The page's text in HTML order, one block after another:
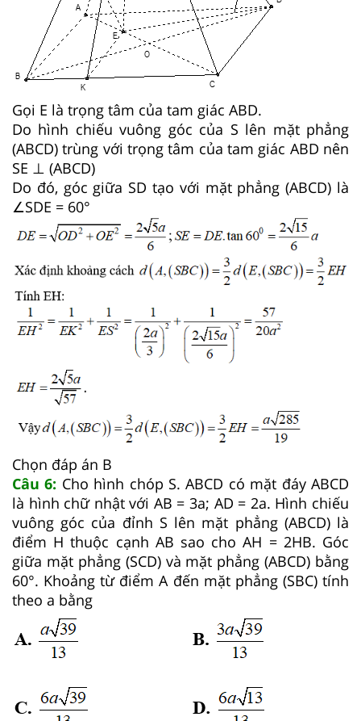
Gọi E là trọng tâm của tam giác ABD.
Do hình chiếu vuông góc của S lên mặt phẳng
(ABCD) trùng với trọng tâm của tam giác ABD nên
SE ⊥ (ABCD)
Do đó, góc giữa SD tạo với mặt phẳng (ABCD) là
∠SDE = 60°
Chọn đáp án B
Câu 6: Cho hình chóp S. ABCD có mặt đáy ABCD
là hình chữ nhật với AB = 3a; AD = 2a. Hình chiếu
vuông góc của đỉnh S lên mặt phẳng (ABCD) là
điểm H thuộc cạnh AB sao cho AH = 2HB. Góc
giữa mặt phẳng (SCD) và mặt phẳng (ABCD) bằng
60°. Khoảng từ điểm A đến mặt phẳng (SBC) tính
theo a bằng